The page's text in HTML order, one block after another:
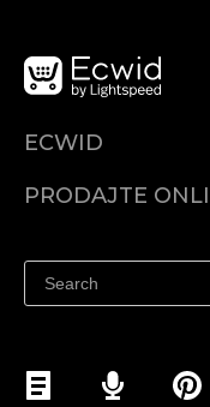
ECWID
PRODAJTE